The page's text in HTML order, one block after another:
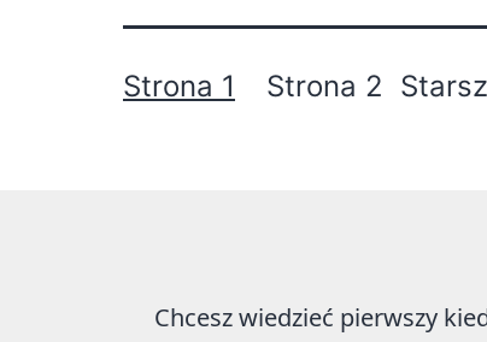
Strona 1 Strona 2
Chcesz wiedzieć pierwszy